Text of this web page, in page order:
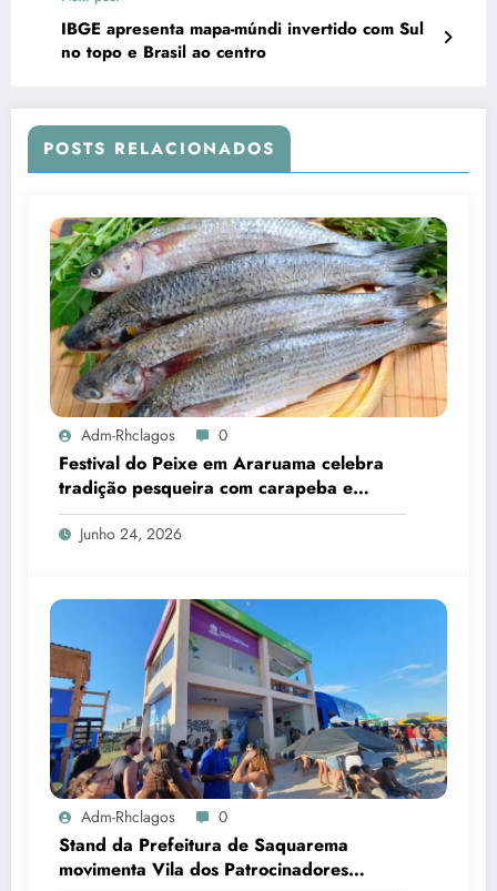
IBGE apresenta mapa-múndi invertido com Sul
no topo e Brasil ao centro
POSTS RELACIONADOS
Adm-Rhclagos 0
Festival do Peixe em Araruama celebra
tradição pesqueira com carapeba e
tainha
Junho 24, 2026
Adm-Rhclagos 0
Stand da Prefeitura de Saquarema
movimenta Vila dos Patrocinadores